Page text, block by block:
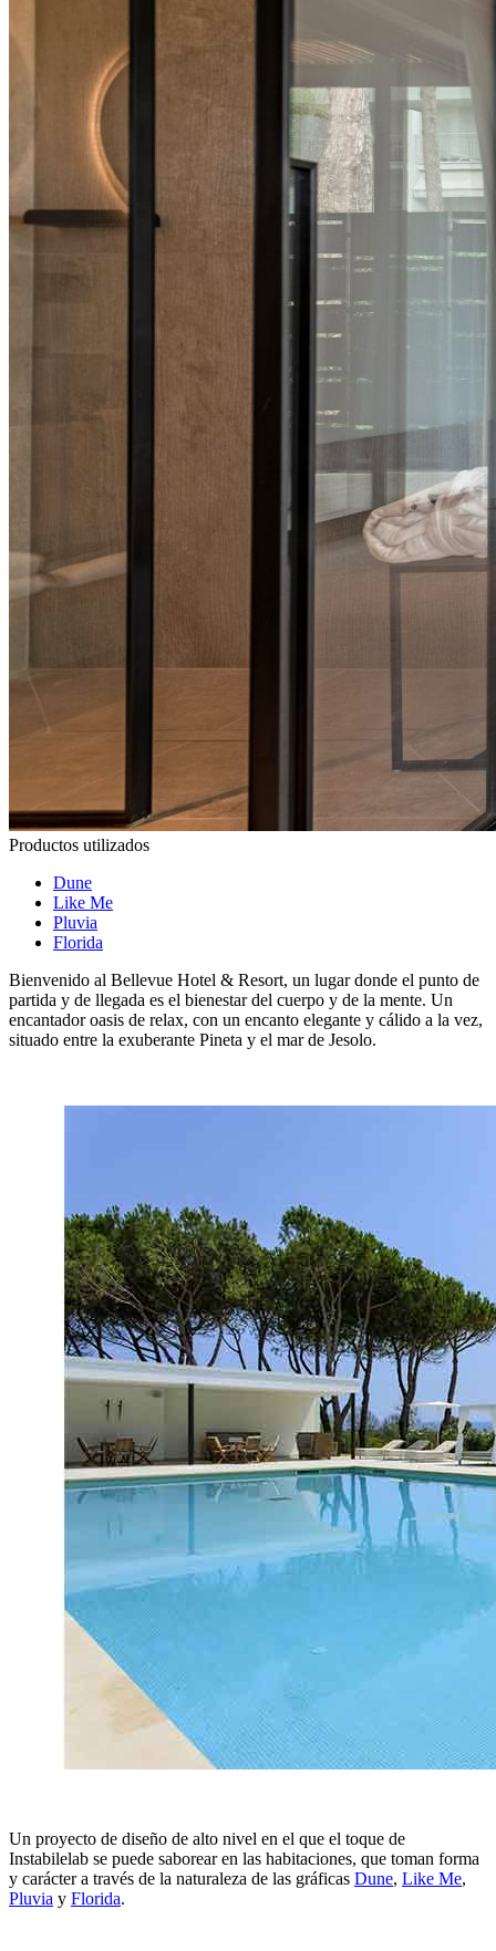
Productos utilizados
Dune
Like Me
Pluvia
Florida
Bienvenido al Bellevue Hotel & Resort, un lugar donde el punto de
partida y de llegada es el bienestar del cuerpo y de la mente. Un
encantador oasis de relax, con un encanto elegante y cálido a la vez,
situado entre la exuberante Pineta y el mar de Jesolo.
Un proyecto de diseño de alto nivel en el que el toque de
Instabilelab se puede saborear en las habitaciones, que toman forma
y carácter a través de la naturaleza de las gráficas Dune, Like Me,
Pluvia y Florida.